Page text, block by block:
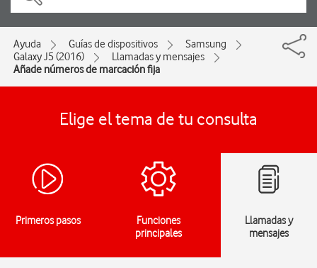
Ayuda Guías de dispositivos
Samsung
Galaxy J5 (2016)
Llamadas y mensajes
Añade números de marcación fija
Elige el tema de tu consulta
Primeros pasos
Funciones
principales
Llamadas y
mensajes